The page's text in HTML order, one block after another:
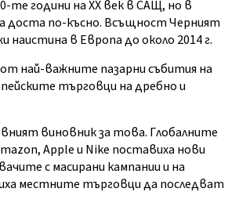
години на XX век в САЩ, но в
доста по-късно. Всъщност Черният
наистина в Европа до около 2014 г.
най-важните пазарни събития на
търговци на дребно и
виновник за това. Глобалните
Apple и Nike поставиха нови
с масирани кампании и на
местните търговци да последват